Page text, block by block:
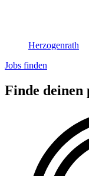
Herzogenrath
Jobs finden
Finde deinen